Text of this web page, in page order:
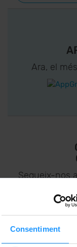
Consentiment
Ara, el
Segueix-nos